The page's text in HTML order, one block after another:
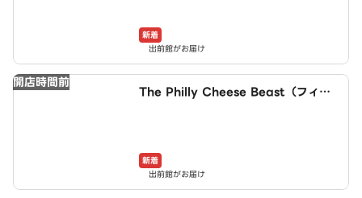
新着
出前館がお届け
開店時間前
The Philly Cheese Beast（フィリ
新着
出前館がお届け